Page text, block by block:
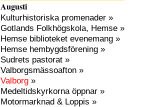
Augusti
Kulturhistoriska promenader »
Gotlands Folkhögskola, Hemse »
Hemse biblioteket evenemang »
Hemse hembygdsförening »
Sudrets pastorat »
Valborgsmässoafton »
Valborg »
Medeltidskyrkorna öppnar »
Motormarknad & Loppis »